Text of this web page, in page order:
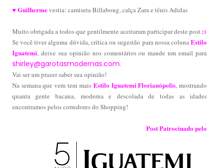
♥ Guilhermevestia: camiseta Billabong, calça Zara e tênis Adidas
Muito obrigada a todos que gentilmente aceitaram participar deste post.:)
Se você tiver alguma dúvida, crítica ou sugestão para nossa colunaEstilo
Iguatemi, deixe sua opinião nos comentários ou mande um email para
shirley@garotasmodernas.com.
Vai ser um prazer saber sua opinião!
Na semana que vem tem mais Estilo Iguatemi Florianópolis,mostrando
quanta gente bacana, moderna e descolada de todas as idades
encontramos pelos corredores do Shopping!
Post Patrocinado pelo